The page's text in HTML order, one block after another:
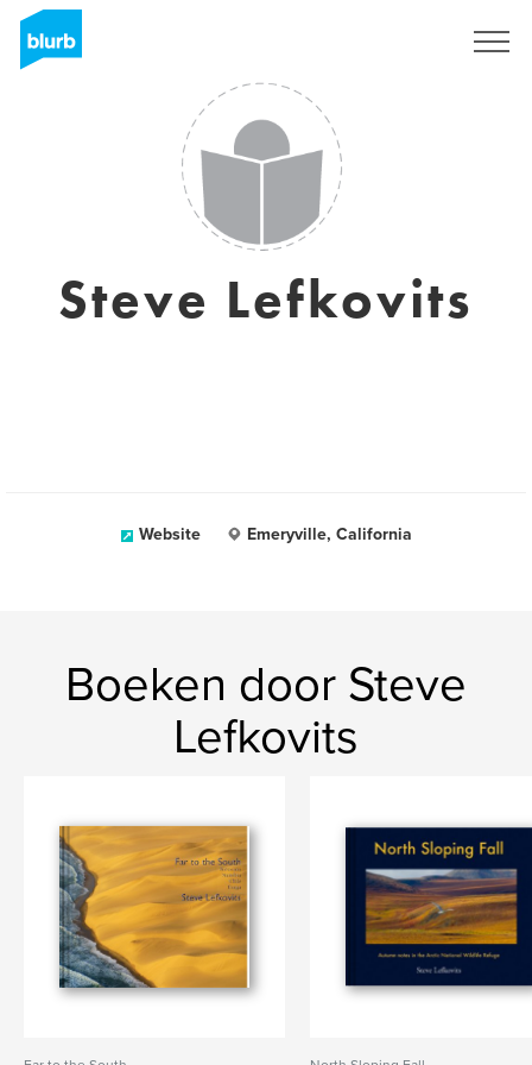
Steve Lefkovits
Website Emeryville, California
Boeken door Steve
Lefkovits